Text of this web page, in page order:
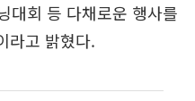
대회 등 다채로운 행사를
라고 밝혔다.